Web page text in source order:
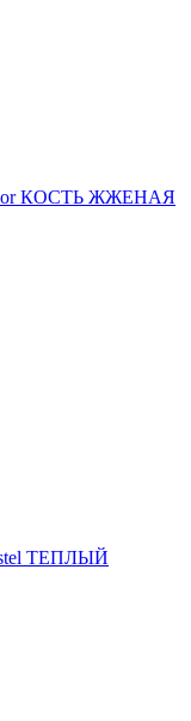
КОСТЬ ЖЖЕНАЯ
ТЕПЛЫЙ